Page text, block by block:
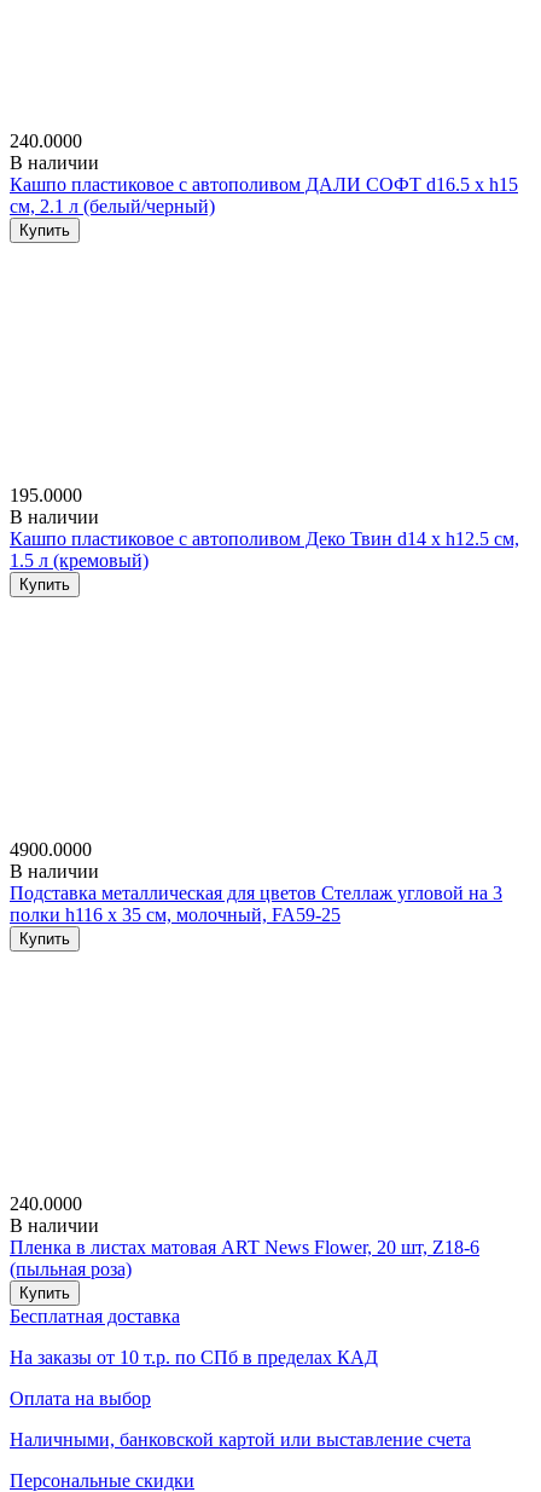
240.0000
В наличии
Кашпо пластиковое с автополивом ДАЛИ СОФТ d16.5 х h15
см, 2.1 л (белый/черный)
Купить
195.0000
В наличии
Кашпо пластиковое с автополивом Деко Твин d14 х h12.5 см,
1.5 л (кремовый)
Купить
4900.0000
В наличии
Подставка металлическая для цветов Стеллаж угловой на 3
полки h116 х 35 см, молочный, FA59-25
Купить
240.0000
В наличии
Пленка в листах матовая ART News Flower, 20 шт, Z18-6
(пыльная роза)
Купить
Бесплатная доставка
На заказы от 10 т.р. по СПб в пределах КАД
Оплата на выбор
Наличными, банковской картой или выставление счета
Персональные скидки